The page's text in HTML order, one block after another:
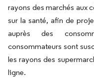
rayons des marchés aux
sur la santé, afin de
auprès des
consommateurs sont
les rayons des
ligne.